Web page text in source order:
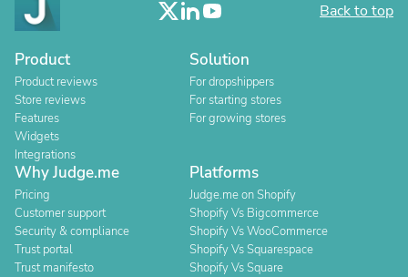
Back to top
Product
Product reviews
Store reviews
Features
Widgets
Integrations
Solution
For dropshippers
For starting stores
For growing stores
Why Judge.me
Pricing
Customer support
Security & compliance
Trust portal
Trust manifesto
Platforms
Judge.me on Shopify
Shopify Vs Bigcommerce
Shopify Vs WooCommerce
Shopify Vs Squarespace
Shopify Vs Square